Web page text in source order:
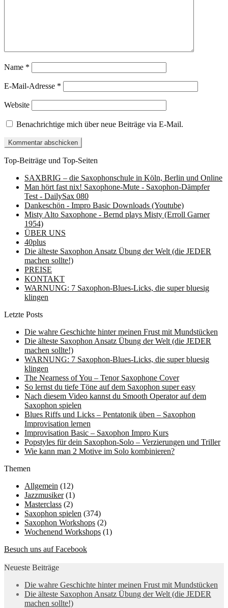
Name *
E-Mail-Adresse *
Website
Benachrichtige mich über neue Beiträge via E-Mail.
Top-Beiträge und Top-Seiten
SAXBRIG – die Saxophonschule in Köln, Berlin und Online
Man hört fast nix! Saxophone-Mute - Saxophon-Dämpfer
Test - DailySax 080
Dankeschön - Impro Basic Downloads (Youtube)
Misty Alto Saxophone - Bernd plays Misty (Erroll Garner
1954)
ÜBER UNS
40plus
Die älteste Saxophon Ansatz Übung der Welt (die JEDER
machen sollte!)
PREISE
KONTAKT
WARNUNG: 7 Saxophon-Blues-Licks, die super bluesig
klingen
Letzte Posts
Die wahre Geschichte hinter meinen Frust mit Mundstücken
Die älteste Saxophon Ansatz Übung der Welt (die JEDER
machen sollte!)
WARNUNG: 7 Saxophon-Blues-Licks, die super bluesig
klingen
The Nearness of You – Tenor Saxophone Cover
So lernst du tiefe Töne auf dem Saxophon super easy
Nach diesem Video kannst du Smooth Operator auf dem
Saxophon spielen
Blues Riffs und Licks – Pentatonik üben – Saxophon
Improvisation lernen
Improvisation Basic – Saxophon Impro Kurs
Popstyles für dein Saxophon-Solo – Verzierungen und Triller
Wie kann man 2 Motive im Solo kombinieren?
Themen
Allgemein (12)
Jazzmusiker(1)
Masterclass (2)
Saxophon spielen (374)
Saxophon Workshops (2)
Wochenend Workshops (1)
Besuch uns auf Facebook
Neueste Beiträge
Die wahre Geschichte hinter meinen Frust mit Mundstücken
Die älteste Saxophon Ansatz Übung der Welt (die JEDER
machen sollte!)